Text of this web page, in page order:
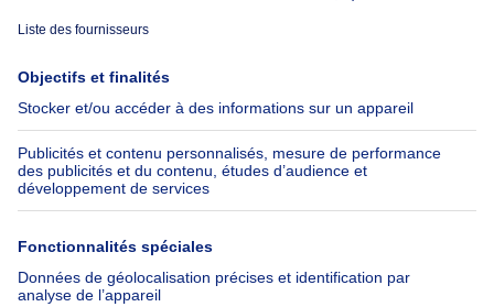
À propos
Immoweb
Presse
Emplois
Groupe Axel Springer
SeLoger.com
Immowelt.de
Outils
Belfius
Assurances
Check-list déménagement
Aide
Suivez-nous